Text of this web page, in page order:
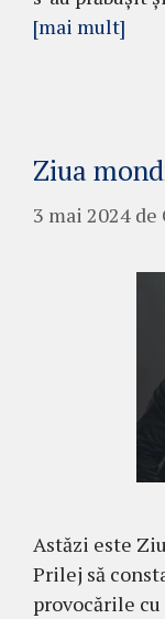
[mai mult]
Ziua
3 mai 2024 de
Astăzi este
Prilej să
provocările cu